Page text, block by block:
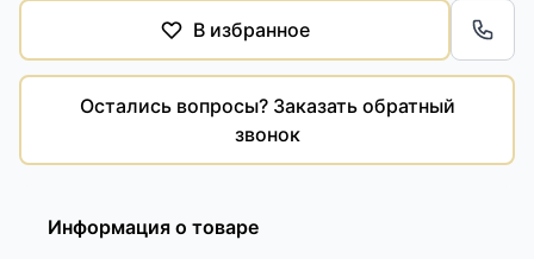
В избранное
Остались вопросы? Заказать обратный
звонок
Информация о товаре